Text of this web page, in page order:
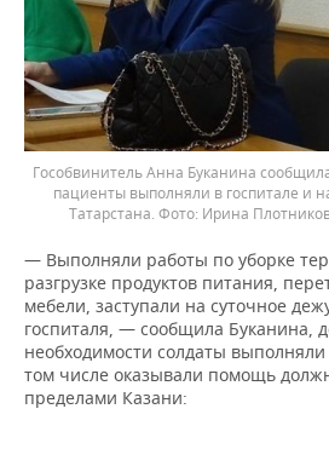
Гособвинитель Анна Буканина
пациенты выполняли в госпитале и
Татарстана.
Ирина
— Выполняли работы по уборке
разгрузке продуктов питания,
мебели, заступали на суточное
госпиталя, — сообщила Буканина,
необходимости солдаты
том числе оказывали помощь
пределами Казани: